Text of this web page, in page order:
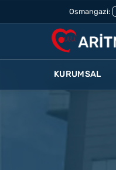
Osmangazi:
KURUMSAL